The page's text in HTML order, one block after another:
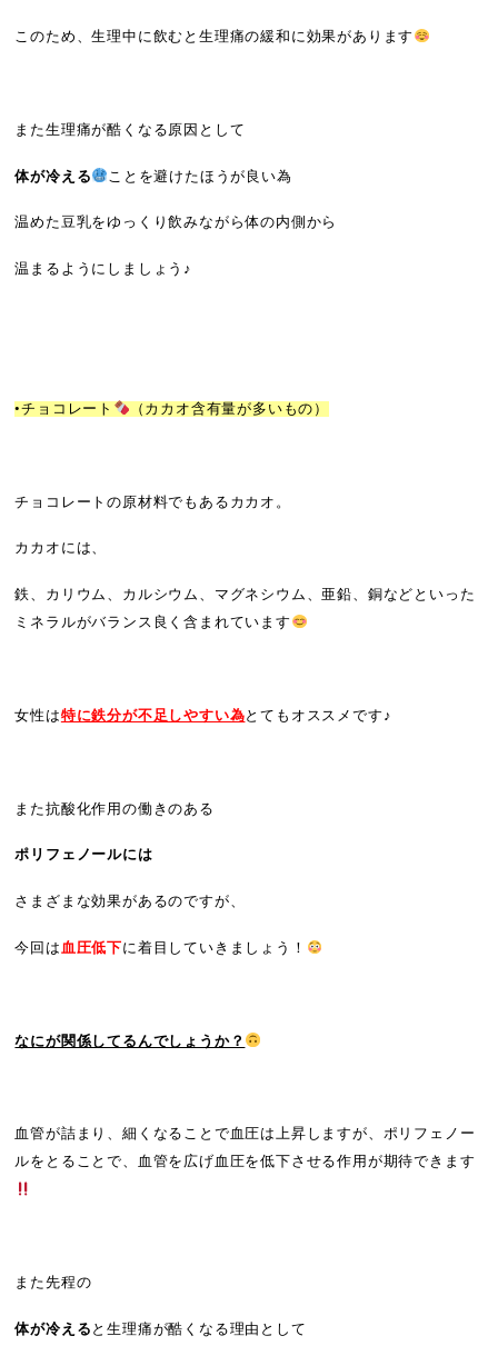
このため、生理中に飲むと生理痛の緩和に効果があります
また生理痛が酷くなる原因として
体が冷える ことを避けたほうが良い為
温めた豆乳をゆっくり飲みながら体の内側から
温まるようにしましょう♪
•チョコレート （カカオ含有量が多いもの）
チョコレートの原材料でもあるカカオ。
カカオには、
鉄、カリウム、カルシウム、マグネシウム、亜鉛、銅などといった
ミネラルがバランス良く含まれています
女性は特に鉄分が不足しやすい為とてもオススメです♪
また抗酸化作用の働きのある
ポリフェノールには
さまざまな効果があるのですが、
今回は血圧低下に着目していきましょう！
なにが関係してるんでしょうか？
血管が詰まり、細くなることで血圧は上昇しますが、ポリフェノー
ルをとることで、血管を広げ血圧を低下させる作用が期待できます
また先程の
体が冷える と生理痛が酷くなる理由として